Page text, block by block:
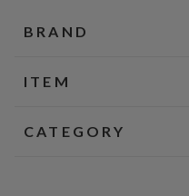
BRAND
ITEM
CATEGORY